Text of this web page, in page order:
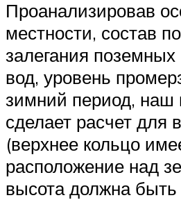
Проанализировав
местности, состав
залегания поземных
вод, уровень
зимний период, наш
сделает расчет для
(верхнее кольцо
расположение над
высота должна